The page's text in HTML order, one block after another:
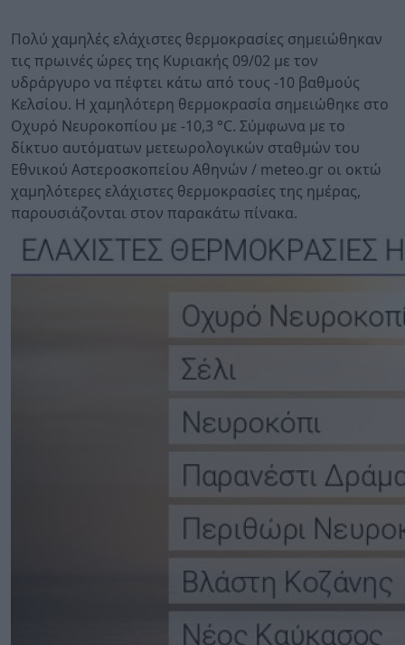
Πολύ χαμηλές ελάχιστες θερμοκρασίες σημειώθηκαν
τις πρωινές ώρες της Κυριακής 09/02 με τον
υδράργυρο να πέφτει κάτω από τους -10 βαθμούς
Κελσίου. Η χαμηλότερη θερμοκρασία σημειώθηκε στο
Οχυρό Νευροκοπίου με -10,3 °C. Σύμφωνα με το
δίκτυο αυτόματων μετεωρολογικών σταθμών του
Εθνικού Αστεροσκοπείου Αθηνών / meteo.gr οι οκτώ
χαμηλότερες ελάχιστες θερμοκρασίες της ημέρας,
παρουσιάζονται στον παρακάτω πίνακα.